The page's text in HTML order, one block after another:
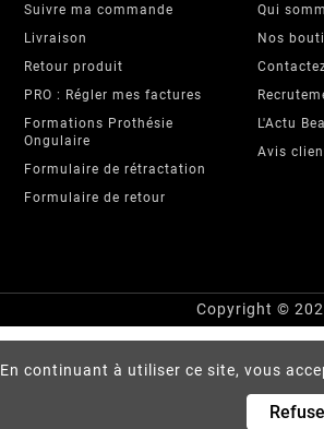
En continuant à utiliser ce site, vous
Suivre ma commande
Livraison
Retour produit
PRO : Régler mes factures
Formations Prothésie
Ongulaire
Formulaire de rétractation
Formulaire de retour
Qui
Nos
L'Actu
Avis
Copyright ©